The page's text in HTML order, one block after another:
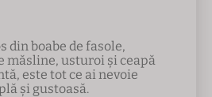
din boabe de fasole,
măsline, usturoi și ceapă
este tot ce ai nevoie
și gustoasă.